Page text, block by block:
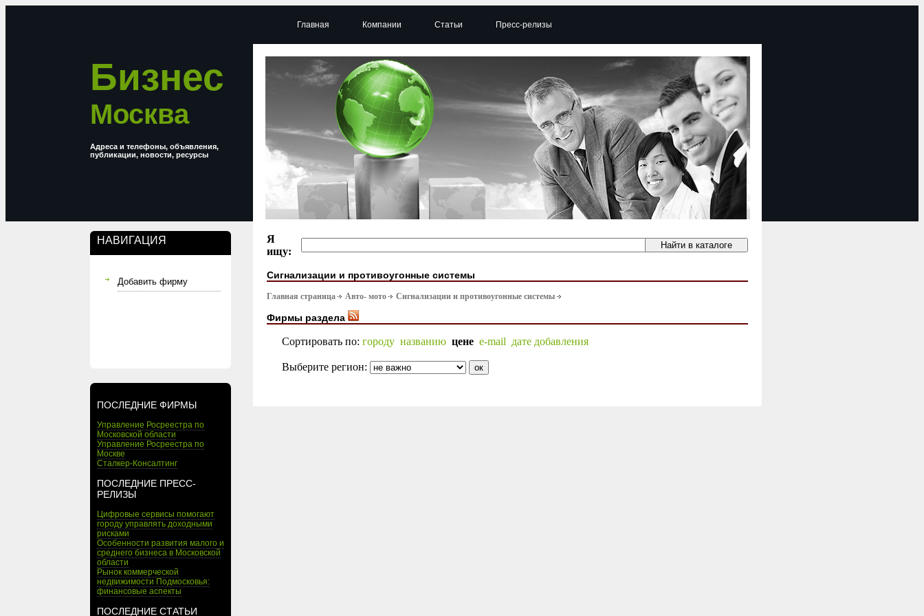
Бизнес
Москва
Адреса и телефоны, объявления,
публикации, новости, ресурсы
НАВИГАЦИЯ
Добавить фирму
ПОСЛЕДНИЕ ФИРМЫ
Управление Росреестра по
Московской области
Управление Росреестра по
Москве
Сталкер-Консалтинг
ПОСЛЕДНИЕ ПРЕСС-
РЕЛИЗЫ
Цифровые сервисы помогают
городу управлять доходными
рисками
Особенности развития малого и
среднего бизнеса в Московской
области
Рынок коммерческой
недвижимости Подмосковья:
финансовые аспекты
ПОСЛЕДНИЕ СТАТЬИ
Главная Компании Статьи Пресс-релизы
Я
ищу:
Сигнализации и противоугонные системы
Главная страница Авто- мото Сигнализации и противоугонные системы
Фирмы раздела
Сортировать по: городу названию цене e-mail дате добавления
Выберите регион: